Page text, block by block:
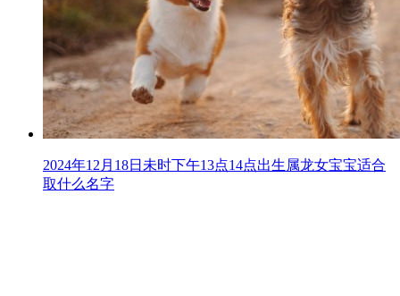
2024年12月18日未时下午13点14点出生属龙女宝宝适合
取什么名字